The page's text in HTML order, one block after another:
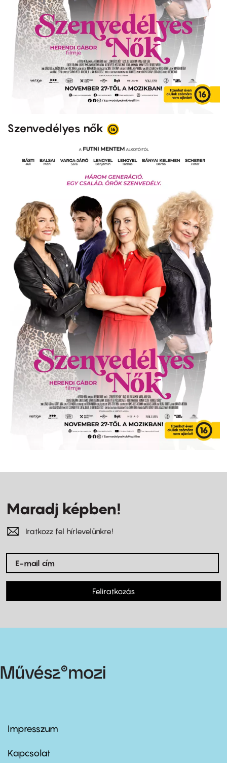
Szenvedélyes nők
Maradj képben!
Iratkozz fel hírlevelünkre!
Feliratkozás
Footer
first
Impresszum
Kapcsolat